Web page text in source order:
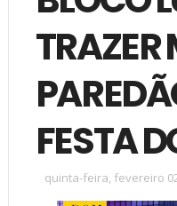
TRAZER
FESTA
quinta-feira, fevereiro